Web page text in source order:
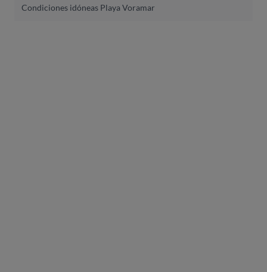
Condiciones idóneas Playa Voramar